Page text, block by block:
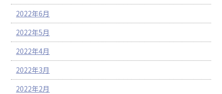
2022年6月
2022年5月
2022年4月
2022年3月
2022年2月